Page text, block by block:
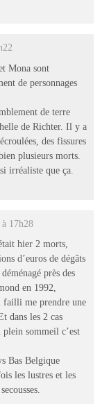
Mona sont
de personnages
de terre
de Richter. Il y a
des fissures
plusieurs morts.
irréaliste que ça.
17h28
hier 2 morts,
d’euros de dégâts
près des
en 1992,
failli me prendre une
dans les 2 cas
sommeil c’est
Bas Belgique
les lustres et les